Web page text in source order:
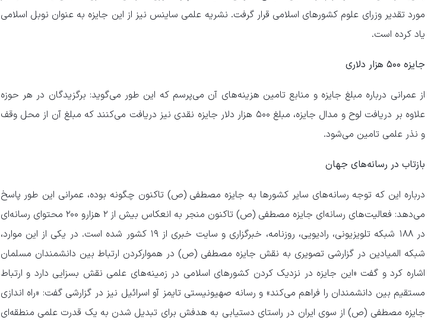
مورد تقدیر وزرای علوم کشور‌های اسلامی قرار گرفت. نشریه علمی ساینس نیز از این جایزه به عنوان نوبل اسلامی
یاد کرده است.
جایزه ۵۰۰ هزار دلاری
از عمرانی درباره مبلغ جایزه و منابع تامین هزینه‌های آن می‌پرسم که این طور می‌گوید: برگزیدگان در هر حوزه
علاوه بر دریافت لوح و مدال جایزه، مبلغ ۵۰۰ هزار دلار جایزه نقدی نیز دریافت می‌کنند که مبلغ آن از محل وقف
و نذر علمی تامین می‌شود.
بازتاب در رسانه‌های جهان
درباره این که توجه رسانه‌های سایر کشور‌ها به جایزه مصطفی (ص) تاکنون چگونه بوده، عمرانی این طور پاسخ
می‌دهد: فعالیت‌های رسانه‌ای جایزه مصطفی (ص) تاکنون منجر به انعکاس بیش از ۲ هزارو ۲۰۰ محتوای رسانه‌ای
در ۱۸۸ شبکه تلویزیونی، رادیویی، روزنامه، خبرگزاری و سایت خبری از ۱۹ کشور شده است. در یکی از این موارد،
شبکه المیادین در گزارشی تصویری به نقش جایزه مصطفی (ص) در هموارکردن ارتباط بین دانشمندان مسلمان
اشاره کرد و گفت «این جایزه در نزدیک کردن کشور‌های اسلامی در زمینه‌های علمی نقش بسزایی دارد و ارتباط
مستقیم بین دانشمندان را فراهم می‌کند» و رسانه صهیونیستی تایمز آو اسرائیل نیز در گزارشی گفت: «راه اندازی
جایزه مصطفی (ص) از سوی ایران در راستای دستیابی به هدفش برای تبدیل شدن به یک قدرت علمی منطقه‌ای